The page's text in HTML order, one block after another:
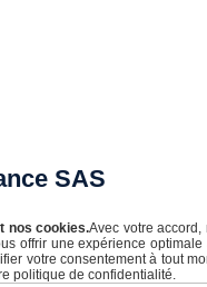
SAS
nos cookies.Avec votre accord,
offrir une expérience optimale
votre consentement à tout
politique de confidentialité.